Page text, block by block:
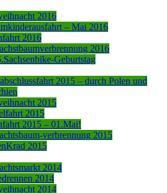
2016
– Mai 2016
2016
2016
Geburtstag
2015 – durch Polen und
2015
2015
2015 – 01.Mai!
verbrennung 2015
2015
2014
2014
2014